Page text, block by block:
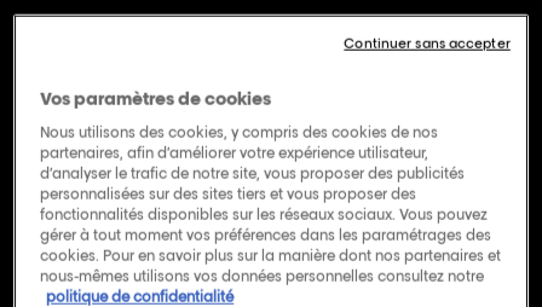
Volume Panache -
Spray Volume
Sauvage
250 ML - Tecni.art
Aucune
valeur
(0) Rédiger un avis
Vos paramètres de cookies
Nous utilisons des cookies, y compris des cookies de nos
partenaires, afin d’améliorer votre expérience utilisateur,
d’analyser le trafic de notre site, vous proposer des publicités
personnalisées sur des sites tiers et vous proposer des
fonctionnalités disponibles sur les réseaux sociaux. Vous pouvez
gérer à tout moment vos préférences dans les paramétrages des
cookies. Pour en savoir plus sur la manière dont nos partenaires et
nous-mêmes utilisons vos données personnelles consultez notre
politique de confidentialité
Continuer sans accepter